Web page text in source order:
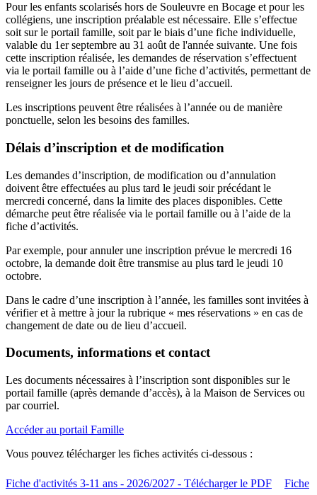
Pour les enfants scolarisés hors de Souleuvre en Bocage et pour les
collégiens, une inscription préalable est nécessaire. Elle s’effectue
soit sur le portail famille, soit par le biais d’une fiche individuelle,
valable du 1er septembre au 31 août de l'année suivante. Une fois
cette inscription réalisée, les demandes de réservation s’effectuent
via le portail famille ou à l’aide d’une fiche d’activités, permettant de
renseigner les jours de présence et le lieu d’accueil.
Les inscriptions peuvent être réalisées à l’année ou de manière
ponctuelle, selon les besoins des familles.
Délais d’inscription et de modification
Les demandes d’inscription, de modification ou d’annulation
doivent être effectuées au plus tard le jeudi soir précédant le
mercredi concerné, dans la limite des places disponibles. Cette
démarche peut être réalisée via le portail famille ou à l’aide de la
fiche d’activités.
Par exemple, pour annuler une inscription prévue le mercredi 16
octobre, la demande doit être transmise au plus tard le jeudi 10
octobre.
Dans le cadre d’une inscription à l’année, les familles sont invitées à
vérifier et à mettre à jour la rubrique « mes réservations » en cas de
changement de date ou de lieu d’accueil.
Documents, informations et contact
Les documents nécessaires à l’inscription sont disponibles sur le
portail famille (après demande d’accès), à la Maison de Services ou
par courriel.
Accéder au portail Famille
Vous pouvez télécharger les fiches activités ci-dessous :
Fiche d'activités 3-11 ans - 2026/2027 - Télécharger le PDF
Fiche